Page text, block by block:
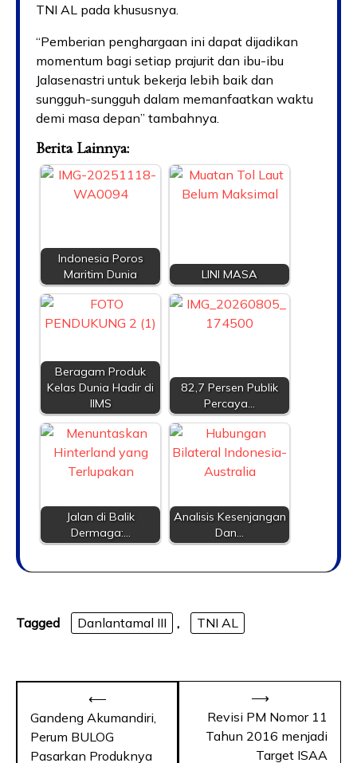
TNI AL pada khususnya.
“Pemberian penghargaan ini dapat dijadikan
momentum bagi setiap prajurit dan ibu-ibu
Jalasenastri untuk bekerja lebih baik dan
sungguh-sungguh dalam memanfaatkan waktu
demi masa depan” tambahnya.
Berita Lainnya:
Indonesia Poros
Maritim Dunia
LINI MASA
Beragam Produk
Kelas Dunia Hadir di
IIMS
82,7 Persen Publik
Percaya…
Jalan di Balik
Dermaga:…
Analisis Kesenjangan
Dan…
Tagged Danlantamal III , TNI AL
⟵
Gandeng Akumandiri,
Perum BULOG
Pasarkan Produknya
Revisi PM Nomor 11
Tahun 2016 menjadi
Target ISAA
⟶